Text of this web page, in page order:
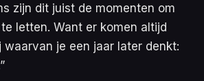
zijn dit juist de momenten om
letten. Want er komen altijd
waarvan je een jaar later denkt: